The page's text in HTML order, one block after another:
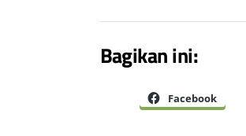
Bagikan ini:
Facebook